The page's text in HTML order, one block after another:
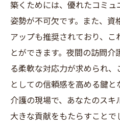
築くためには、優れたコミ
姿勢が不可欠です。また、資
アップも推奨されており、こ
とができます。夜間の訪問
る柔軟な対応力が求められ
としての信頼感を高める鍵
介護の現場で、あなたのスキ
大きな貢献をもたらすことで